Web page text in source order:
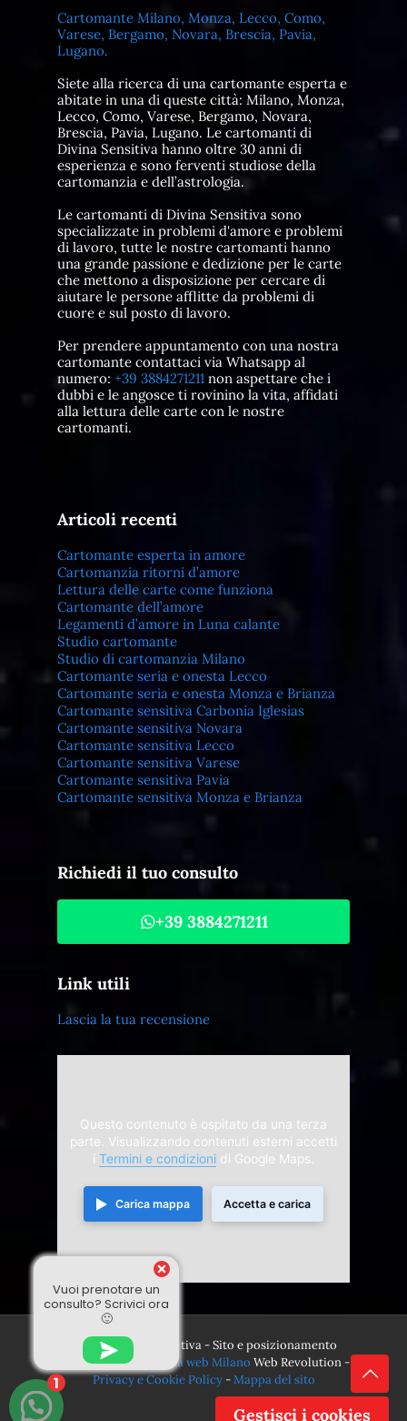
Cartomante Milano, Monza, Lecco, Como,
Varese, Bergamo, Novara, Brescia, Pavia,
Lugano.
Siete alla ricerca di una cartomante esperta e
abitate in una di queste città: Milano, Monza,
Lecco, Como, Varese, Bergamo, Novara,
Brescia, Pavia, Lugano. Le cartomanti di
Divina Sensitiva hanno oltre 30 anni di
esperienza e sono ferventi studiose della
cartomanzia e dell’astrologia.
Le cartomanti di Divina Sensitiva sono
specializzate in problemi d'amore e problemi
di lavoro, tutte le nostre cartomanti hanno
una grande passione e dedizione per le carte
che mettono a disposizione per cercare di
aiutare le persone afflitte da problemi di
cuore e sul posto di lavoro.
Per prendere appuntamento con una nostra
cartomante contattaci via Whatsapp al
numero: +39 3884271211non aspettare che i
dubbi e le angosce ti rovinino la vita, affidati
alla lettura delle carte con le nostre
cartomanti.
Articoli recenti
Cartomante esperta in amore
Cartomanzia ritorni d’amore
Lettura delle carte come funziona
Cartomante dell’amore
Legamenti d’amore in Luna calante
Studio cartomante
Studio di cartomanzia Milano
Cartomante seria e onesta Lecco
Cartomante seria e onesta Monza e Brianza
Cartomante sensitiva Carbonia Iglesias
Cartomante sensitiva Novara
Cartomante sensitiva Lecco
Cartomante sensitiva Varese
Cartomante sensitiva Pavia
Cartomante sensitiva Monza e Brianza
Richiedi il tuo consulto
+39 3884271211
Link utili
Lascia la tua recensione
Questo contenuto è ospitato da una terza
parte. Visualizzando contenuti esterni accetti
i Termini e condizioni di Google Maps.
Carica mappa Accetta e carica
© 2024 Divina Sensitiva - Sito e posizionamento
realizzato dall'
Agenzia web Milano Web Revolution -
Privacy e Cookie Policy-Mappa del sito
Vuoi prenotare un
consulto? Scrivici ora
🙂
1
Gestisci i cookies